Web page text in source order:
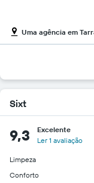
Uma agência em
Sixt
9,3
Excelente
Ler 1 avaliação
Limpeza
Conforto